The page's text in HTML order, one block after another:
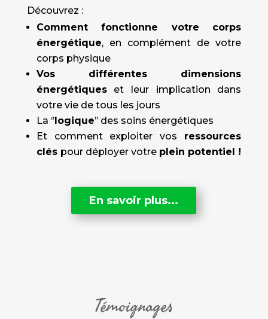
Découvrez :
Comment fonctionne votre corps
énergétique, en complément de votre
corps physique
Vos différentes dimensions
énergétiqueset leur implication dans
votre vie de tous les jours
La ‘’logique’’ des soins énergétiques
Et comment exploiter vos ressources
clés pour déployer votre plein potentiel !
En savoir plus...
Témoignages